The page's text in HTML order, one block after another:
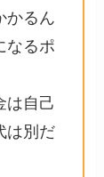
かるん
なるポ
は自己
は別だ